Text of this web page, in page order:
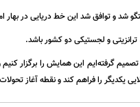
شد و توافق شد این خط دریایی در
و لجستیکی دو کشور باشد.
تصمیم گرفته‌ایم این همایش را
یکدیگر را فراهم کند و نقطه آغاز